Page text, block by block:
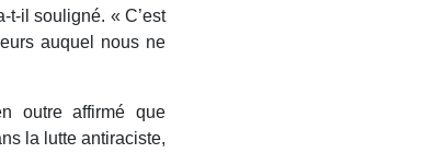
t-il souligné. « C’est
auquel nous ne
outre affirmé que
la lutte antiraciste,